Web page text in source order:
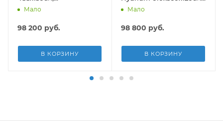
композитный, 21490л,
лестн, тент, подст, дисп.
Мало
98 200 руб.
В КОРЗИНУ
19929л, песч.фил.-нас
подст.
Мало
98 800 руб.
В КОРЗИНУ